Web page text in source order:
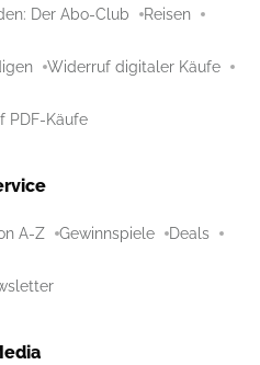
Der Abo-Club Reisen
Widerruf digitaler Käufe
PDF-Käufe
A-Z Gewinnspiele Deals